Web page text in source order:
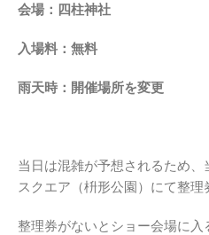
会場：四柱神社
入場料：無料
雨天時：開催場所を変更
当日は混雑が予想されるため
スクエア（枡形公園）にて整理
整理券がないとショー会場に入